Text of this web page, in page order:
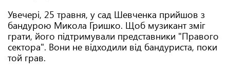
Увечері, 25 травня, у сад Шевченка прийшов з
бандурою Микола Гришко. Щоб музикант зміг
грати, його підтримували представники "Правого
сектора". Вони не відходили від бандуриста, поки
той грав.